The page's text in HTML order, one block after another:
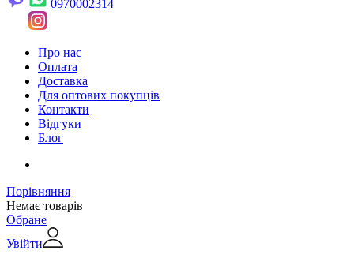
0970002314
Про нас
Оплата
Доставка
Для оптових покупців
Контакти
Відгуки
Блог
Порівняння
Немає товарів
Обране
Увійти